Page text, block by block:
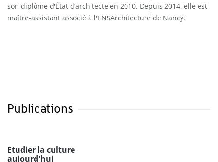
son diplôme d'État d’architecte en 2010. Depuis 2014, elle est
maître-assistant associé à l'ENSArchitecture de Nancy.
Publications
Etudier la culture
aujourd'hui